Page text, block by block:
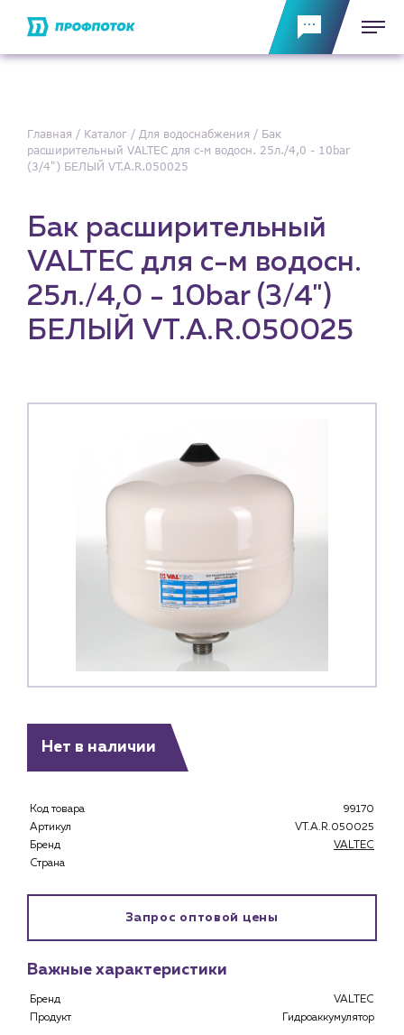
Снабженцам и подрядным организациям
Монтажным бригадам
Главная Каталог Для водоснабжения
Бак
расширительный VALTEC для с-м водосн. 25л./4,0 - 10bar
(3/4") БЕЛЫЙ VT.A.R.050025
Бак расширительный
VALTEC для с-м водосн.
25л./4,0 - 10bar (3/4")
БЕЛЫЙ VT.A.R.050025
Нет в наличии
Код товара
99170
Артикул
VT.A.R.050025
Бренд
VALTEC
Страна
Запрос оптовой цены
Важные характеристики
Бренд
VALTEC
Продукт
Гидроаккумулятор